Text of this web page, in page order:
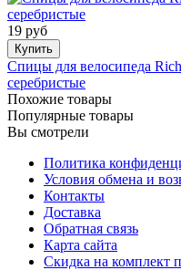
19 руб
Купить
Спицы для велосипеда
серебристые
Похожие товары
Популярные товары
Вы смотрели
Политика
Условия обмена и
Контакты
Доставка
Обратная связь
Карта сайта
Скидка на комплект